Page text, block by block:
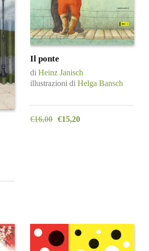
Il ponte
di Heinz Janisch
illustrazioni di Helga Bansch
€16,00 €15,20